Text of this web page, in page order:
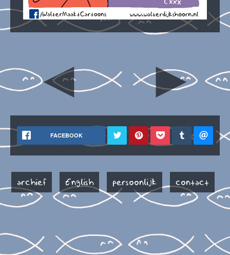
◄ ►
FACEBOOK
archief English persoonlijk contact